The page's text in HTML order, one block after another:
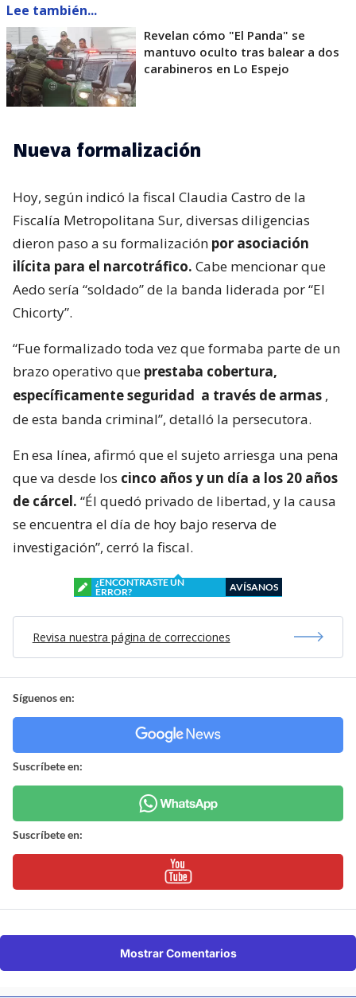
Lee también...
Revelan cómo "El Panda" se
mantuvo oculto tras balear a dos
carabineros en Lo Espejo
Nueva formalización
Hoy, según indicó la fiscal Claudia Castro de la
Fiscalía Metropolitana Sur, diversas diligencias
dieron paso a su formalización por asociación
ilícita para el narcotráfico. Cabe mencionar que
Aedo sería “soldado” de la banda liderada por “El
Chicorty”.
“Fue formalizado toda vez que formaba parte de un
brazo operativo que prestaba cobertura,
específicamente seguridad a través de armas ,
de esta banda criminal”, detalló la persecutora.
En esa línea, afirmó que el sujeto arriesga una pena
que va desde los cinco años y un día a los 20 años
de cárcel. “Él quedó privado de libertad, y la causa
se encuentra el día de hoy bajo reserva de
investigación”, cerró la fiscal.
¿ENCONTRASTE UN
ERROR?
AVÍSANOS
Revisa nuestra página de correcciones
Síguenos en:
Suscríbete en:
Suscríbete en:
Mostrar Comentarios